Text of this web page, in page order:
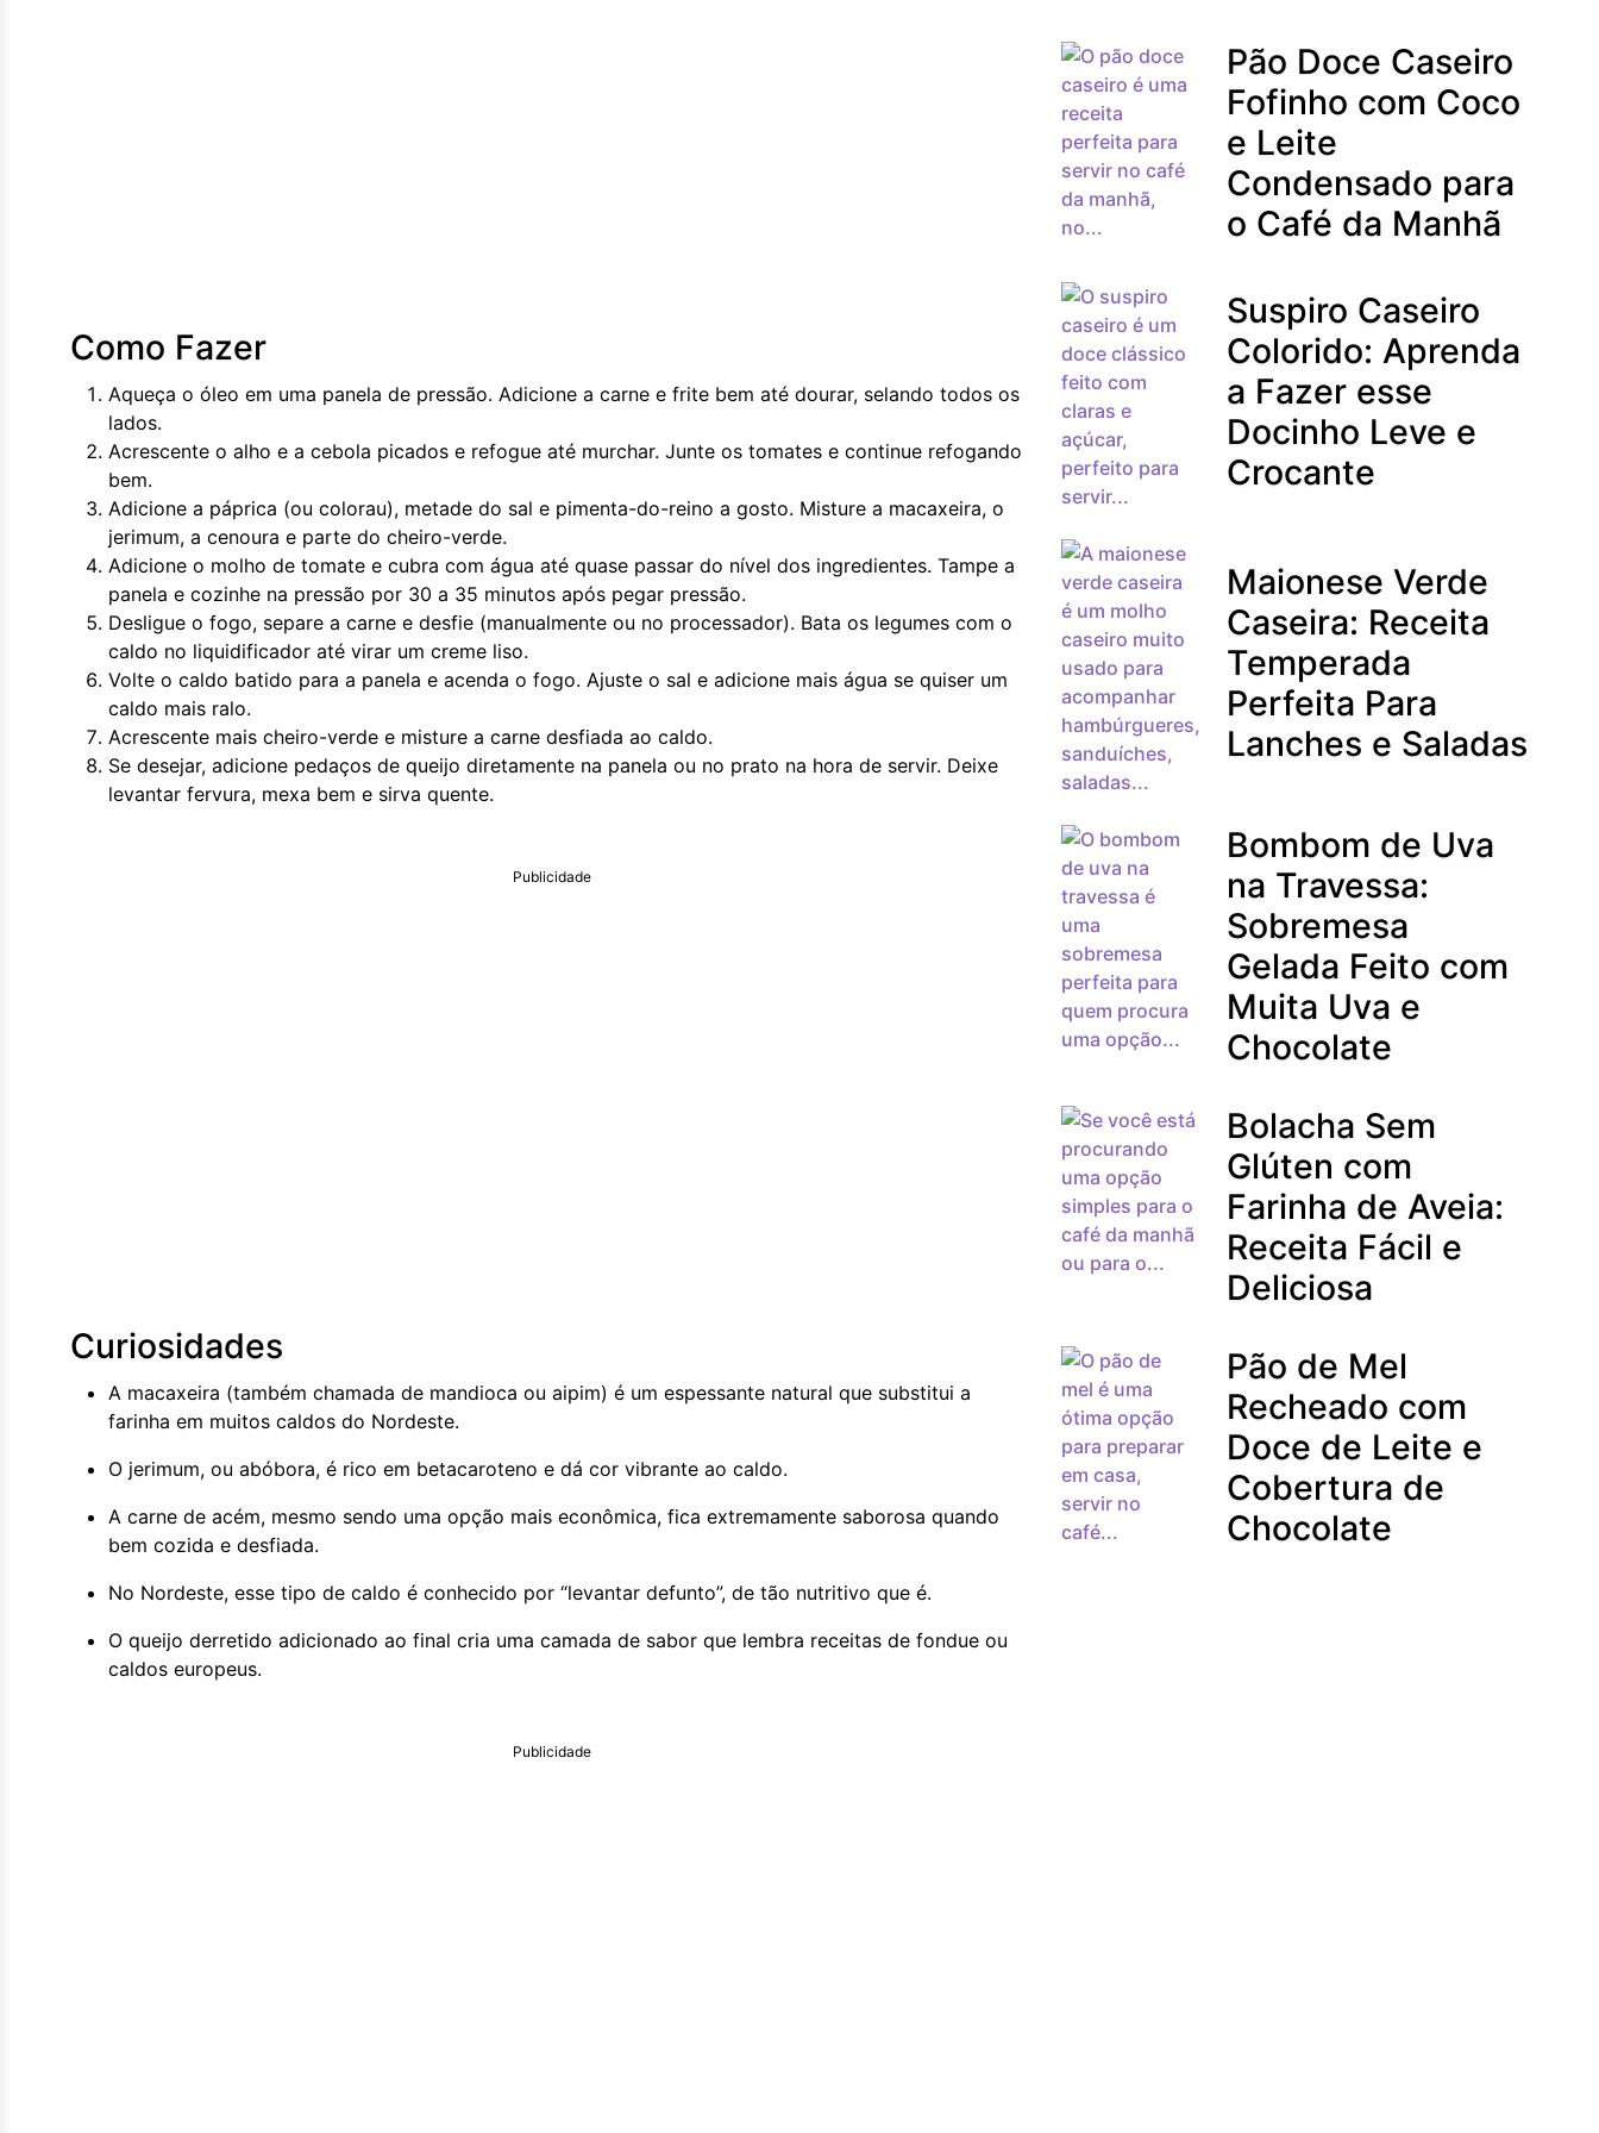
Como Fazer
Aqueça o óleo em uma panela de pressão. Adicione a carne e frite bem até dourar, selando todos os
lados.
Acrescente o alho e a cebola picados e refogue até murchar. Junte os tomates e continue refogando
bem.
Adicione a páprica (ou colorau), metade do sal e pimenta-do-reino a gosto. Misture a macaxeira, o
jerimum, a cenoura e parte do cheiro-verde.
Adicione o molho de tomate e cubra com água até quase passar do nível dos ingredientes. Tampe a
panela e cozinhe na pressão por 30 a 35 minutos após pegar pressão.
Desligue o fogo, separe a carne e desfie (manualmente ou no processador). Bata os legumes com o
caldo no liquidificador até virar um creme liso.
Volte o caldo batido para a panela e acenda o fogo. Ajuste o sal e adicione mais água se quiser um
caldo mais ralo.
Acrescente mais cheiro-verde e misture a carne desfiada ao caldo.
Se desejar, adicione pedaços de queijo diretamente na panela ou no prato na hora de servir. Deixe
levantar fervura, mexa bem e sirva quente.
Publicidade
Curiosidades
A macaxeira (também chamada de mandioca ou aipim) é um espessante natural que substitui a
farinha em muitos caldos do Nordeste.
O jerimum, ou abóbora, é rico em betacaroteno e dá cor vibrante ao caldo.
A carne de acém, mesmo sendo uma opção mais econômica, fica extremamente saborosa quando
bem cozida e desfiada.
No Nordeste, esse tipo de caldo é conhecido por “levantar defunto”, de tão nutritivo que é.
O queijo derretido adicionado ao final cria uma camada de sabor que lembra receitas de fondue ou
caldos europeus.
Publicidade
Pão Doce Caseiro
Fofinho com Coco
e Leite
Condensado para
o Café da Manhã
Suspiro Caseiro
Colorido: Aprenda
a Fazer esse
Docinho Leve e
Crocante
Maionese Verde
Caseira: Receita
Temperada
Perfeita Para
Lanches e Saladas
Bombom de Uva
na Travessa:
Sobremesa
Gelada Feito com
Muita Uva e
Chocolate
Bolacha Sem
Glúten com
Farinha de Aveia:
Receita Fácil e
Deliciosa
Pão de Mel
Recheado com
Doce de Leite e
Cobertura de
Chocolate